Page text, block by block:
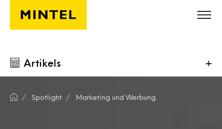
Skip to main content
Artikels +
Spotlight Marketing und Werbung